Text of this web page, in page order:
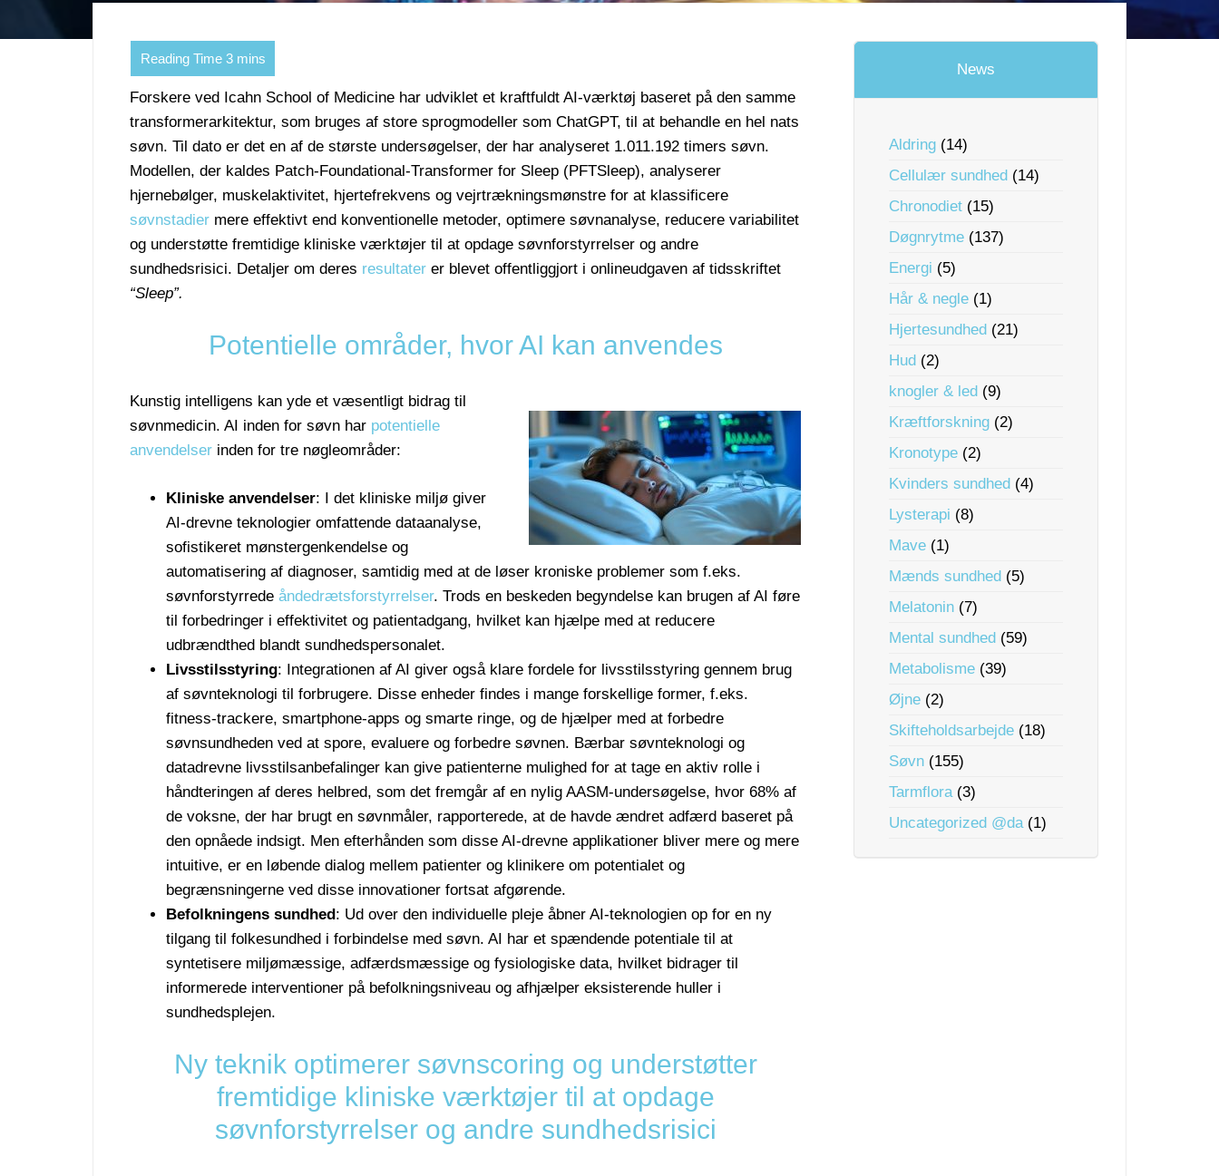
Forskere ved Icahn School of Medicine har udviklet et kraftfuldt AI-værktøj baseret på den samme
transformerarkitektur, som bruges af store sprogmodeller som ChatGPT, til at behandle en hel nats
søvn. Til dato er det en af de største undersøgelser, der har analyseret 1.011.192 timers søvn.
Modellen, der kaldes Patch-Foundational-Transformer for Sleep (PFTSleep), analyserer
hjernebølger, muskelaktivitet, hjertefrekvens og vejrtrækningsmønstre for at klassificere
søvnstadier mere effektivt end konventionelle metoder, optimere søvnanalyse, reducere variabilitet
og understøtte fremtidige kliniske værktøjer til at opdage søvnforstyrrelser og andre
sundhedsrisici. Detaljer om deres resultater er blevet offentliggjort i onlineudgaven af tidsskriftet
“Sleep”.
Potentielle områder, hvor AI kan anvendes
Kunstig intelligens kan yde et væsentligt bidrag til
søvnmedicin. AI inden for søvn har potentielle
anvendelser inden for tre nøgleområder:
Kliniske anvendelser: I det kliniske miljø giver
AI-drevne teknologier omfattende dataanalyse,
sofistikeret mønstergenkendelse og
automatisering af diagnoser, samtidig med at de løser kroniske problemer som f.eks.
søvnforstyrrede åndedrætsforstyrrelser. Trods en beskeden begyndelse kan brugen af AI føre
til forbedringer i effektivitet og patientadgang, hvilket kan hjælpe med at reducere
udbrændthed blandt sundhedspersonalet.
Livsstilsstyring: Integrationen af AI giver også klare fordele for livsstilsstyring gennem brug
af søvnteknologi til forbrugere. Disse enheder findes i mange forskellige former, f.eks.
fitness-trackere, smartphone-apps og smarte ringe, og de hjælper med at forbedre
søvnsundheden ved at spore, evaluere og forbedre søvnen. Bærbar søvnteknologi og
datadrevne livsstilsanbefalinger kan give patienterne mulighed for at tage en aktiv rolle i
håndteringen af deres helbred, som det fremgår af en nylig AASM-undersøgelse, hvor 68% af
de voksne, der har brugt en søvnmåler, rapporterede, at de havde ændret adfærd baseret på
den opnåede indsigt. Men efterhånden som disse AI-drevne applikationer bliver mere og mere
intuitive, er en løbende dialog mellem patienter og klinikere om potentialet og
begrænsningerne ved disse innovationer fortsat afgørende.
Befolkningens sundhed: Ud over den individuelle pleje åbner AI-teknologien op for en ny
tilgang til folkesundhed i forbindelse med søvn. AI har et spændende potentiale til at
syntetisere miljømæssige, adfærdsmæssige og fysiologiske data, hvilket bidrager til
informerede interventioner på befolkningsniveau og afhjælper eksisterende huller i
sundhedsplejen.
Ny teknik optimerer søvnscoring og understøtter
fremtidige kliniske værktøjer til at opdage
søvnforstyrrelser og andre sundhedsrisici
News
Aldring (14)
Cellulær sundhed (14)
Chronodiet (15)
Døgnrytme (137)
Energi (5)
Hår & negle (1)
Hjertesundhed (21)
Hud (2)
knogler & led (9)
Kræftforskning (2)
Kronotype (2)
Kvinders sundhed (4)
Lysterapi (8)
Mave (1)
Mænds sundhed (5)
Melatonin (7)
Mental sundhed (59)
Metabolisme (39)
Øjne (2)
Skifteholdsarbejde (18)
Søvn (155)
Tarmflora(3)
Uncategorized @da(1)